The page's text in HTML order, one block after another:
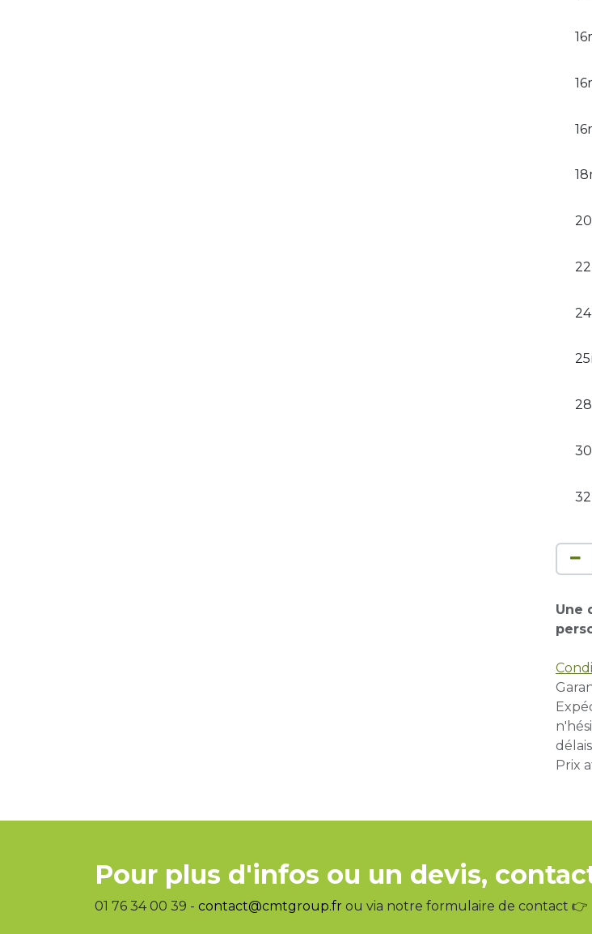
Une
Prix
Pour plus d'infos ou un devis,
01 76 34 00 39 - contact@cmtgroup.fr ou via notre formulaire de contact 👉